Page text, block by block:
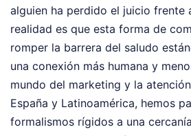
alguien ha perdido el juicio frente
realidad es que esta forma de
romper la barrera del saludo
una conexión más humana y
mundo del marketing y la
España y Latinoamérica, hemos
formalismos rígidos a una